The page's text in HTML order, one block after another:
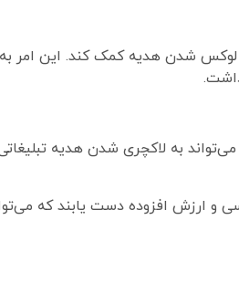
لوکس شدن هدیه کمک کند. این امر
می‌تواند به لاکچری شدن هدیه
و ارزش افزوده دست یابند که